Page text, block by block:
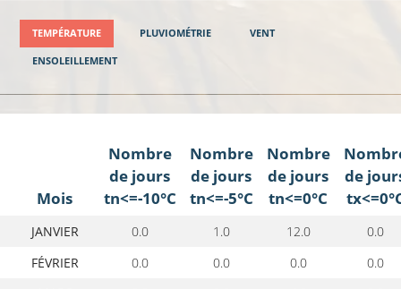
TEMPÉRATURE PLUVIOMÉTRIE VENT
ENSOLEILLEMENT
Mois
Nombre
de jours
tn<=-10°C
Nombre
de jours
tn<=-5°C
Nombre
de jours
tn<=0°C
de
JANVIER 0.0 1.0 12.0
0.0
FÉVRIER
0.0 0.0 0.0
0.0